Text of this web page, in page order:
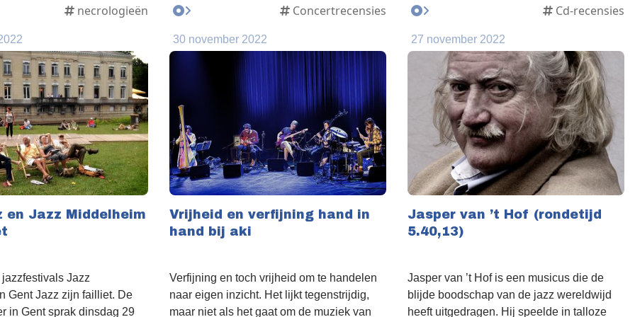
necrologieën Concertrecensies Cd-recensies
en Jazz Middelheim
Jazz
Gent Jazz zijn failliet. De
in Gent sprak dinsdag 29
30 november 2022
Vrijheid en verfijning hand in
hand bij aki
Verfijning en toch vrijheid om te handelen
naar eigen inzicht. Het lijkt tegenstrijdig,
maar niet als het gaat om de muziek van
27 november 2022
Jasper van ’t Hof (rondetijd
5.40,13)
Jasper van ’t Hof is een musicus die de
blijde boodschap van de jazz wereldwijd
heeft uitgedragen. Hij speelde in talloze